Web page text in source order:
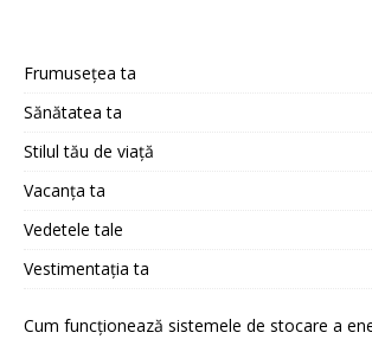
Frumusețea ta
Sănătatea ta
Stilul tău de viață
Vacanța ta
Vedetele tale
Vestimentația ta
Cum funcționează sistemele de stocare a